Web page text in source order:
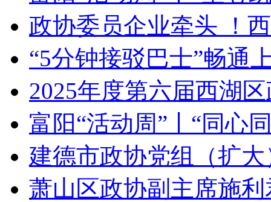
政协委员企业牵头 ！
“5分钟接驳巴士”畅通
2025年度第六届西湖
富阳“活动周”丨“同心
建德市政协党组（扩
萧山区政协副主席施